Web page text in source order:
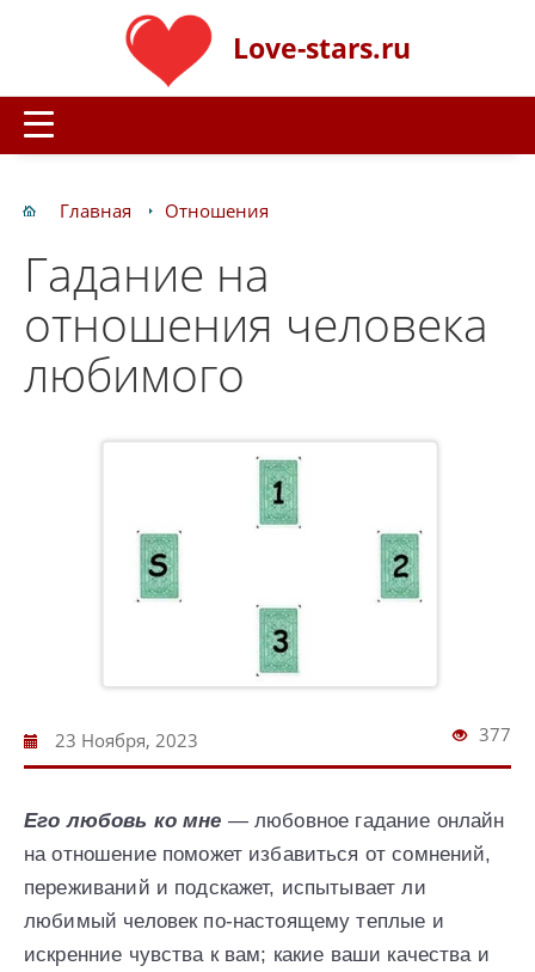
Love-stars.ru
Главная Отношения
Гадание на
отношения человека
любимого
23 Ноября, 2023 377
Его любовь ко мне — любовное гадание онлайн
на отношение поможет избавиться от сомнений,
переживаний и подскажет, испытывает ли
любимый человек по-настоящему теплые и
искренние чувства к вам; какие ваши качества и